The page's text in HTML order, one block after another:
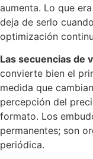
aumenta. Lo que
deja de serlo
optimización
Las secuencias de
convierte bien el
medida que
percepción del
formato. Los
permanentes; son
periódica.